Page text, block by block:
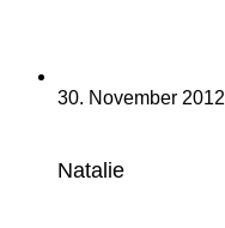
30. November 2012
Natalie